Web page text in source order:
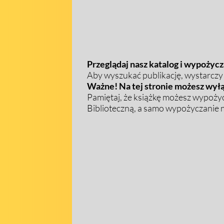
Przeglądaj nasz katalog i
Aby wyszukać publikację,
Ważne! Na tej stronie możesz
Pamiętaj, że książkę możesz
Biblioteczną, a samo wypożyczanie